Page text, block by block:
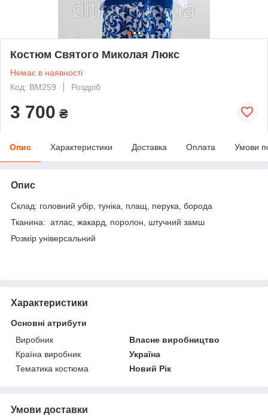
Костюм Святого Миколая Люкс
Немає в наявності
Код: ВМ259
Роздріб
3 700 ₴
Опис Характеристики Доставка Оплата Умови
Опис
Склад: головний убір, туніка, плащ, перука, борода
Тканина: атлас, жакард, поролон, штучний замш
Розмір універсальний
Характеристики
Основні атрибути
Виробник
Власне виробництво
Країна виробник
Україна
Тематика костюма
Новий Рік
Умови доставки